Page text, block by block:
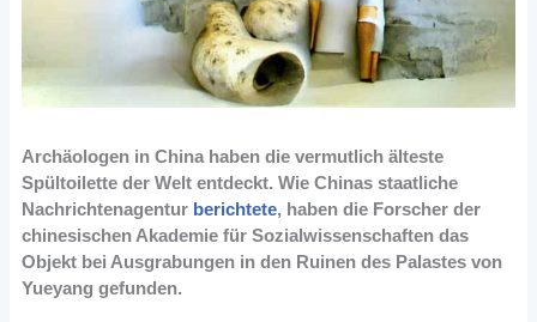
Archäologen in China haben die vermutlich älteste
Spültoilette der Welt entdeckt. Wie Chinas staatliche
Nachrichtenagentur berichtete, haben die Forscher der
chinesischen Akademie für Sozialwissenschaften das
Objekt bei Ausgrabungen in den Ruinen des Palastes von
Yueyang gefunden.